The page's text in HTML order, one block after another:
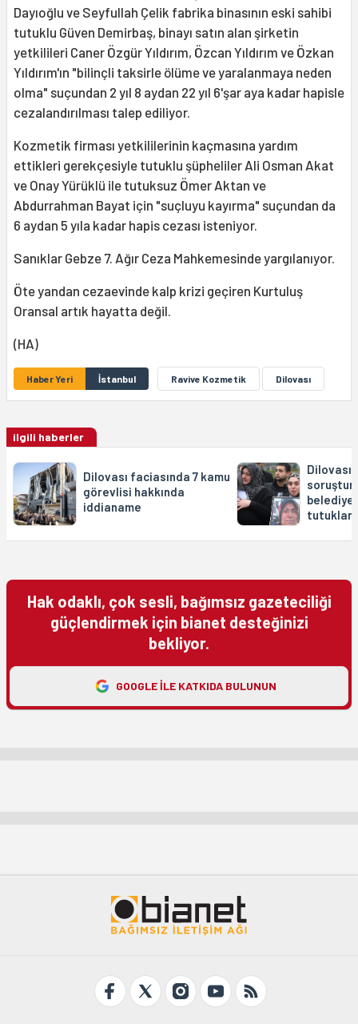
Dayıoğlu ve Seyfullah Çelik fabrika binasının eski sahibi
tutuklu Güven Demirbaş, binayı satın alan şirketin
yetkilileri Caner Özgür Yıldırım, Özcan Yıldırım ve Özkan
Yıldırım'ın "bilinçli taksirle ölüme ve yaralanmaya neden
olma" suçundan 2 yıl 8 aydan 22 yıl 6'şar aya kadar hapisle
cezalandırılması talep ediliyor.
Kozmetik firması yetkililerinin kaçmasına yardım
ettikleri gerekçesiyle tutuklu şüpheliler Ali Osman Akat
ve Onay Yürüklü ile tutuksuz Ömer Aktan ve
Abdurrahman Bayat için "suçluyu kayırma" suçundan da
6 aydan 5 yıla kadar hapis cezası isteniyor.
Sanıklar Gebze 7. Ağır Ceza Mahkemesinde yargılanıyor.
Öte yandan cezaevinde kalp krizi geçiren Kurtuluş
Oransal artık hayatta değil.
(HA)
Haber Yeri İstanbul Ravive Kozmetik Dilovası
ilgili haberler
Dilovası faciasında 7 kamu
görevlisi hakkında
iddianame
Dilovası
Hak odaklı, çok sesli, bağımsız gazeteciliği
güçlendirmek için bianet desteğinizi
bekliyor.
GOOGLE ILE KATKIDA BULUNUN